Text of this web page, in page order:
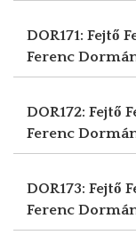
DOR171: Fejtő
Ferenc
DOR172: Fejtő
Ferenc
DOR173: Fejtő
Ferenc